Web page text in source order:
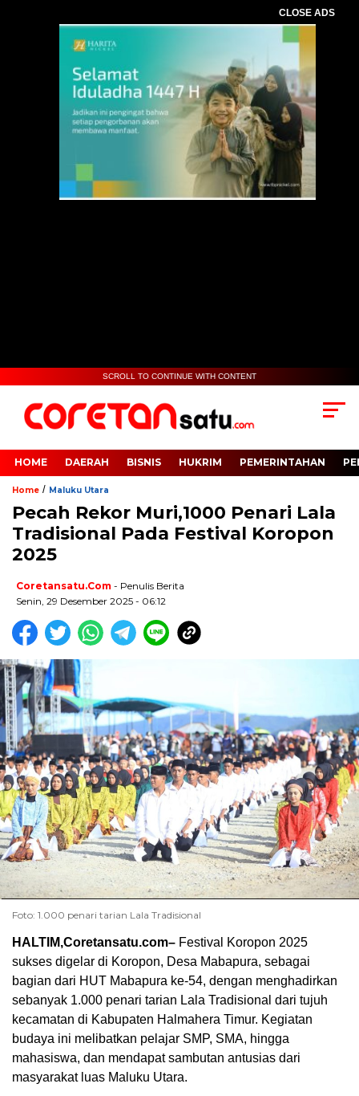
CLOSE ADS
SCROLL TO CONTINUE WITH CONTENT
HOME DAERAH BISNIS HUKRIM PEMERINTAHAN
Home / Maluku Utara
Pecah Rekor Muri,1000 Penari Lala
Tradisional Pada Festival Koropon
2025
Coretansatu.com - Penulis Berita
Senin, 29 Desember 2025 - 06:12
Foto: 1.000 penari tarian Lala Tradisional
HALTIM,Coretansatu.com– Festival Koropon 2025
sukses digelar di Koropon, Desa Mabapura, sebagai
bagian dari HUT Mabapura ke-54, dengan menghadirkan
sebanyak 1.000 penari tarian Lala Tradisional dari tujuh
kecamatan di Kabupaten Halmahera Timur. Kegiatan
budaya ini melibatkan pelajar SMP, SMA, hingga
mahasiswa, dan mendapat sambutan antusias dari
masyarakat luas Maluku Utara.